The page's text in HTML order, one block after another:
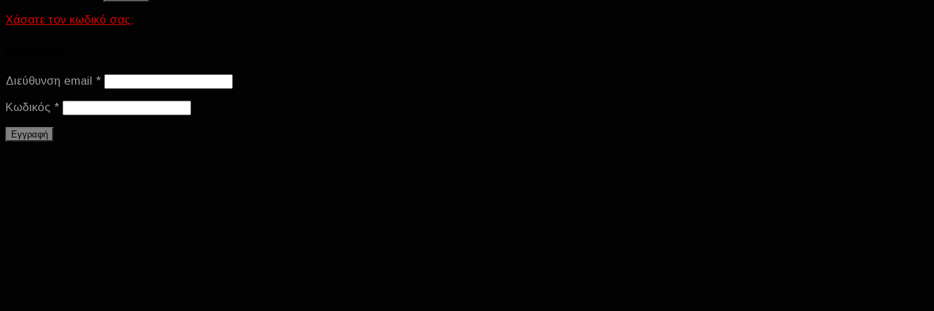
Χάσατε τον κωδικό σας;
Διεύθυνση email *
Κωδικός *
Εγγραφή